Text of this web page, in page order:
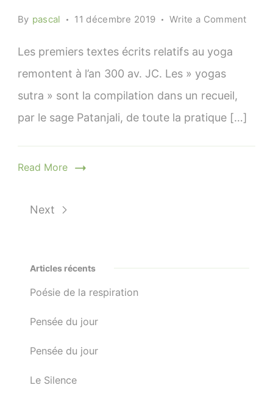
By pascal 11 décembre 2019 Write a Commenton
Les premiers textes écrits relatifs au yoga
remontent à l’an 300 av. JC. Les » yogas
sutra » sont la compilation dans un recueil,
par le sage Patanjali, de toute la pratique […]
Read More
Next
Articles récents
Poésie de la respiration
Pensée du jour
Pensée du jour
Le Silence